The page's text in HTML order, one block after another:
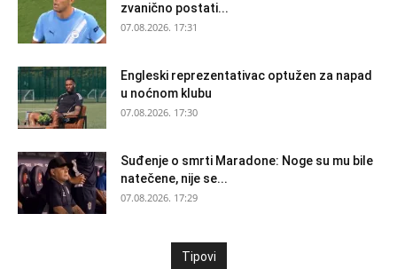
zvanično postati...
07.08.2026. 17:31
Engleski reprezentativac optužen za napad
u noćnom klubu
07.08.2026. 17:30
Suđenje o smrti Maradone: Noge su mu bile
natečene, nije se...
07.08.2026. 17:29
Tipovi